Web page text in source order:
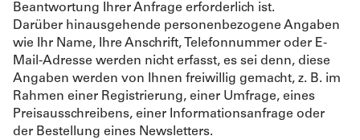
Beantwortung Ihrer Anfrage erforderlich ist.
Darüber hinausgehende personenbezogene Angaben
wie Ihr Name, Ihre Anschrift, Telefonnummer oder E-
Mail-Adresse werden nicht erfasst, es sei denn, diese
Angaben werden von Ihnen freiwillig gemacht, z. B. im
Rahmen einer Registrierung, einer Umfrage, eines
Preisausschreibens, einer Informationsanfrage oder
der Bestellung eines Newsletters.